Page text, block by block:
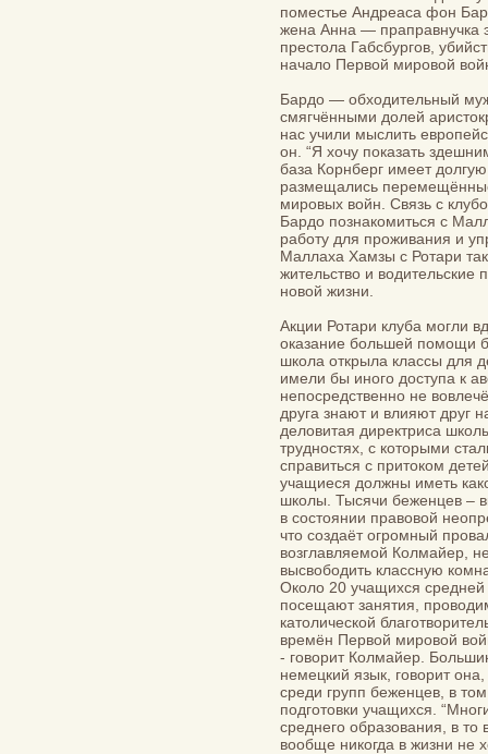
поместье Андреаса фон
жена Анна — праправнучка
престола Габсбургов,
начало Первой мировой
Бардо — обходительный
смягчёнными долей
нас учили мыслить
он. “Я хочу показать
база Корнберг имеет
размещались
мировых войн. Связь с
Бардо познакомиться с
работу для проживания и
Маллаха Хамзы с Ротари
жительство и
новой жизни.
Акции Ротари клуба могли
оказание большей помощи
школа открыла классы для
имели бы иного доступа к
непосредственно не
друга знают и влияют друг
деловитая директриса
трудностях, с которыми
справиться с притоком
учащиеся должны иметь
школы. Тысячи беженцев –
в состоянии правовой
что создаёт огромный
возглавляемой Колмайер,
высвободить классную
Около 20 учащихся
посещают занятия,
католической
времён Первой мировой
- говорит Колмайер.
немецкий язык, говорит
среди групп беженцев, в
подготовки учащихся.
среднего образования, в
вообще никогда в жизни не